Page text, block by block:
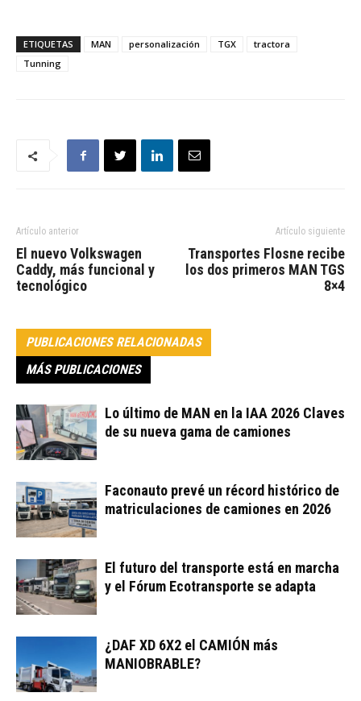
ETIQUETAS MAN personalización TGX
tractora
Tunning
Artículo anterior
El nuevo Volkswagen
Caddy, más funcional y
tecnológico
Artículo siguiente
Transportes Flosne recibe
los dos primeros MAN TGS
8×4
PUBLICACIONES RELACIONADAS
MÁS PUBLICACIONES
Lo último de MAN en la IAA 2026 Claves
de su nueva gama de camiones
Faconauto prevé un récord histórico de
matriculaciones de camiones en 2026
El futuro del transporte está en marcha
y el Fórum Ecotransporte se adapta
¿DAF XD 6X2 el CAMIÓN más
MANIOBRABLE?